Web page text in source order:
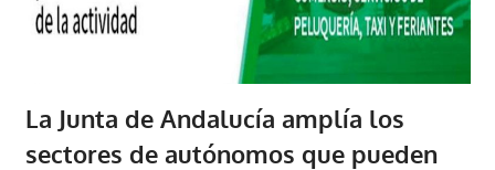
La Junta de Andalucía amplía los
sectores de autónomos que pueden